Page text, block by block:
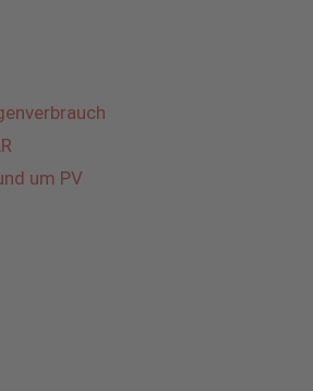
um PV